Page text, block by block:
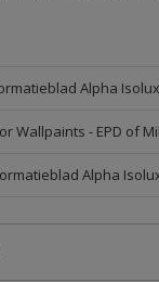
Alpha Isolux